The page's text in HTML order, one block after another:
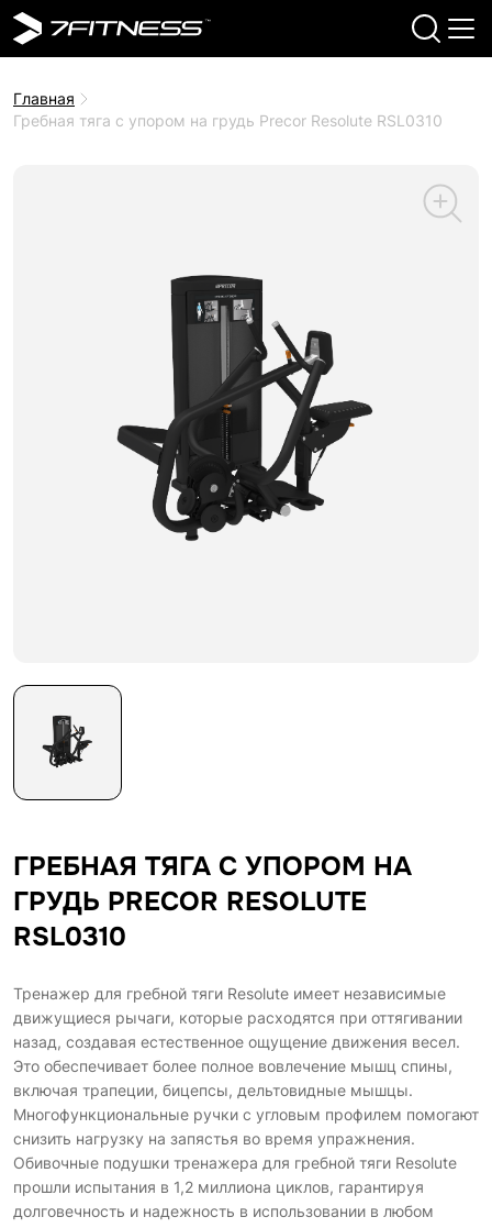
Главная
Гребная тяга с упором на грудь Precor Resolute RSL0310
ГРЕБНАЯ ТЯГА С УПОРОМ НА
ГРУДЬ PRECOR RESOLUTE
RSL0310
Тренажер для гребной тяги Resolute имеет независимые
движущиеся рычаги, которые расходятся при оттягивании
назад, создавая естественное ощущение движения весел.
Это обеспечивает более полное вовлечение мышц спины,
включая трапеции, бицепсы, дельтовидные мышцы.
Многофункциональные ручки с угловым профилем помогают
снизить нагрузку на запястья во время упражнения.
Обивочные подушки тренажера для гребной тяги Resolute
прошли испытания в 1,2 миллиона циклов, гарантируя
долговечность и надежность в использовании в любом